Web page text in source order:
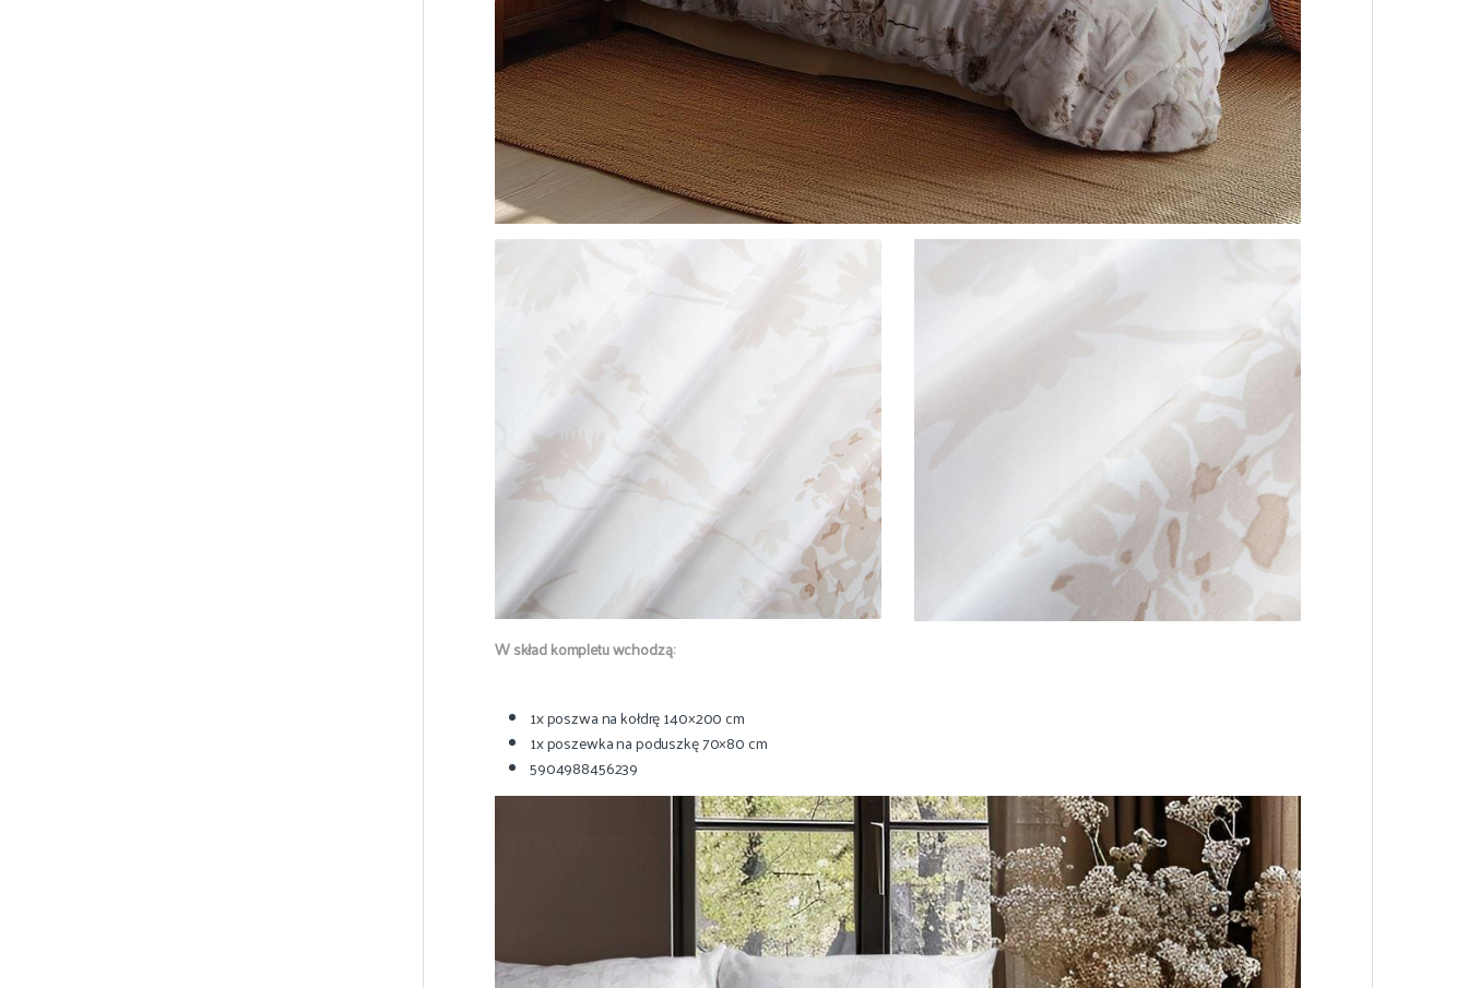
W skład kompletu wchodzą:
1x poszwa na kołdrę 140×200 cm
1x poszewka na poduszkę 70×80 cm
5904988456239